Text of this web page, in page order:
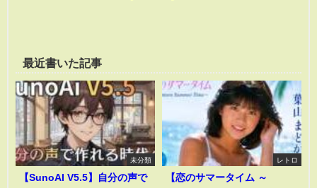
最近書いた記事
未分類
【SunoAI V5.5】自分の声で
レトロ
【恋のサマータイム ～